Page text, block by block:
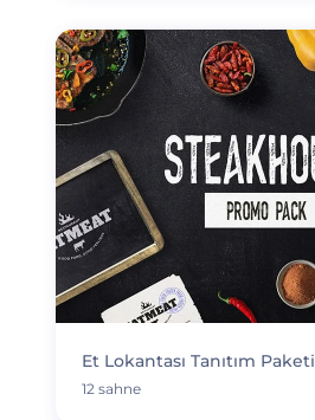
Et Lokantası Tanıtım Paketi
12 sahne